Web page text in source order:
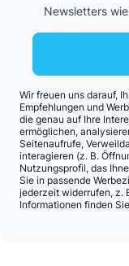
Newsletters
Wir freuen uns darauf,
Empfehlungen und
die genau auf Ihre
ermöglichen,
Seitenaufrufe,
interagieren (z. B.
Nutzungsprofil, das
Sie in passende
jederzeit widerrufen, z.
Informationen finden